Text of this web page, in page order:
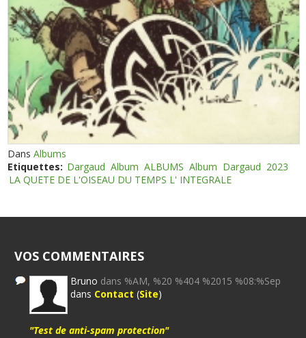
DansAlbums
Etiquettes: Dargaud Album ALBUMS Album Dargaud 2023
LA QUETE DE L'OISEAU DU TEMPS L' INTEGRALE
VOS COMMENTAIRES
Bruno dans %AM, %20 %404 %2015 %08:%Sep
dans Contact (Site)
"Test de anti-spam protection"